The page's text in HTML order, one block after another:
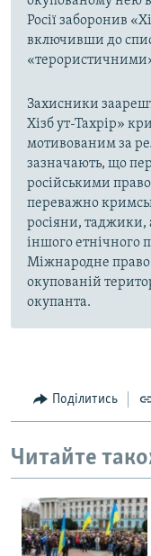
Росії заборонив
включивши до
Захисники
Хізб ут-Тахрір»
мотивованим за
зазначають, що
російськими
переважно
росіяни,
іншого етнічного
Міжнародне право
окупованій
окупанта.
Поділитись
Читайте